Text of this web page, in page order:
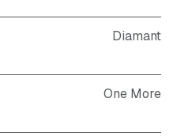
Diamant
One More